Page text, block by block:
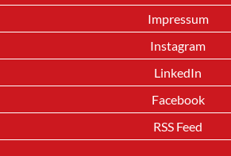
Impressum
Instagram
LinkedIn
Facebook
RSS Feed